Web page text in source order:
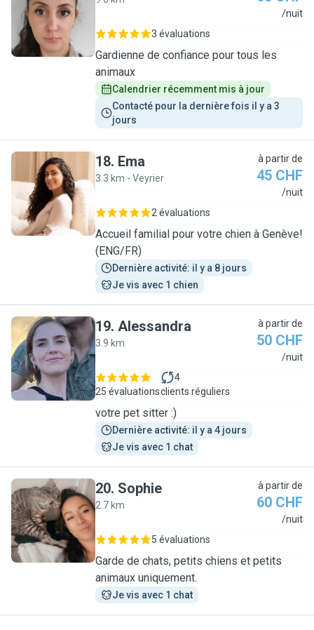
J
/nuit
3 évaluations
Gardienne de confiance pour tous les
animaux
Calendrier récemment mis à jour
Contacté pour la dernière fois il y a 3
jours
E
18. Ema
3.3 km - Veyrier
à partir de
45 CHF
/nuit
2 évaluations
Accueil familial pour votre chien à Genève!
(ENG/FR)
Dernière activité: il y a 8 jours
Je vis avec 1 chien
A
19. Alessandra
3.9 km
à partir de
50 CHF
/nuit
25 évaluations
4
clients réguliers
votre pet sitter :)
Dernière activité: il y a 4 jours
Je vis avec 1 chat
S
20. Sophie
2.7 km
à partir de
60 CHF
/nuit
5 évaluations
Garde de chats, petits chiens et petits
animaux uniquement.
Je vis avec 1 chat